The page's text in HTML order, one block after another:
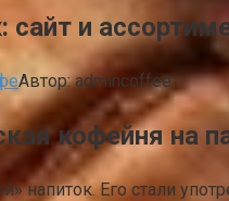
и
Автор: admincoffee
кофейня на
напиток. Его стали